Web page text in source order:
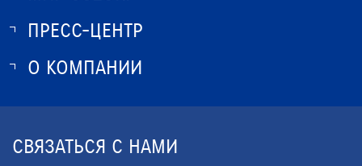
О SUZUKI
ОПТОВЫЕ ПРОДАЖИ ЗАПЧАСТЕЙ
ПРЕСС-ЦЕНТР
НОВОСТИ
О КОМПАНИИ
ЮРИДИЧЕСКАЯ ИНФОРМАЦИЯ
СВЯЗАТЬСЯ С НАМИ